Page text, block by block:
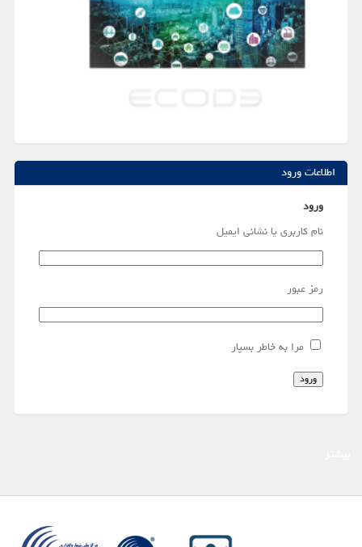
اطلاعات ورود
ورود
نام کاربری یا نشانی ایمیل
رمز عبور
مرا به خاطر بسپار
ورود